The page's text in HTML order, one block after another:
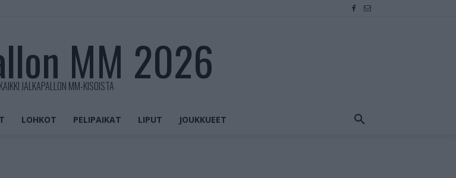
MM 2026
KAIKKI JALKAPALLON MM-KISOISTA
LOHKOT PELIPAIKAT LIPUT JOUKKUEET